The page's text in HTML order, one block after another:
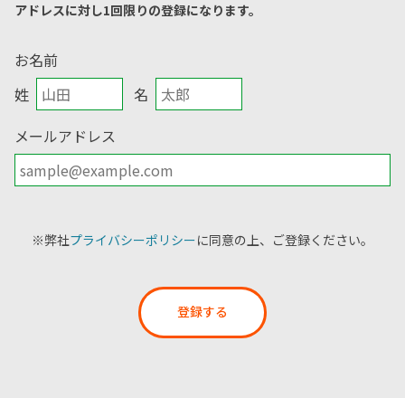
アドレスに対し1回限りの登録になります。
お名前
姓
名
メールアドレス
※弊社プライバシーポリシーに同意の上、ご登録ください。
登録する